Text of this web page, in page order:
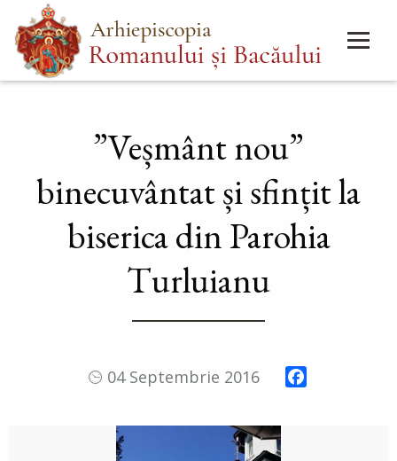
Mergi
la
conţinutul
Main
menu
”Veșmânt nou”
binecuvântat și sfințit la
biserica din Parohia
Turluianu
04 Septembrie 2016